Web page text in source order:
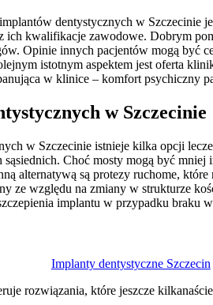
dentystycznych w Szczecinie
kwalifikacje zawodowe. Dobrym
Opinie innych pacjentów mogą być
istotnym aspektem jest oferta
w klinice – komfort psychiczny
w Szczecinie
w Szczecinie istnieje kilka opcji
Choć mosty mogą być
alternatywą są protezy ruchome,
ze względu na zmiany w strukturze
implantu w przypadku braku
Implanty dentystyczne Szczecin
rozwiązania, które jeszcze